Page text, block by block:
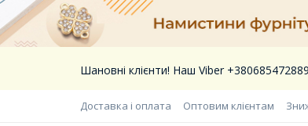
Шановні клієнти! Наш Viber
Доставка і оплата Оптовим клієнтам